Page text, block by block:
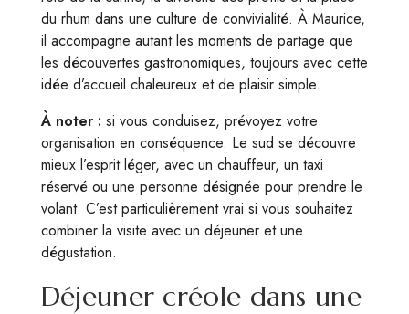
du rhum dans une culture de convivialité. À Maurice,
il accompagne autant les moments de partage que
les découvertes gastronomiques, toujours avec cette
idée d’accueil chaleureux et de plaisir simple.
À noter : si vous conduisez, prévoyez votre
organisation en conséquence. Le sud se découvre
mieux l’esprit léger, avec un chauffeur, un taxi
réservé ou une personne désignée pour prendre le
volant. C’est particulièrement vrai si vous souhaitez
combiner la visite avec un déjeuner et une
dégustation.
Déjeuner créole dans une